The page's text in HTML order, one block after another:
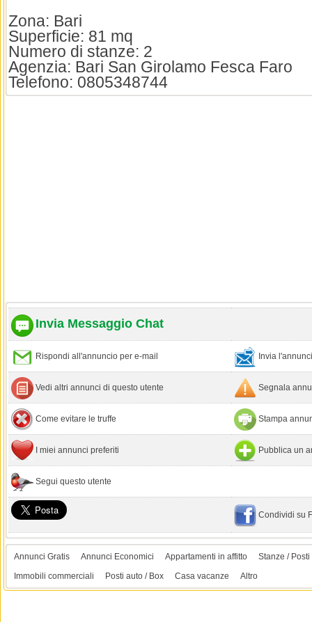
Zona: Bari
Superficie: 81 mq
Numero di stanze: 2
Agenzia: Bari San Girolamo Fesca Faro
Telefono: 0805348744
Invia Messaggio Chat
Rispondi all'annuncio per e-mail Invia
Vedi altri annunci di questo utente Segnala
Come evitare le truffe Stampa
I miei annunci preferiti Pubblica un
Segui questo utente
Condividi su
Annunci Gratis Annunci Economici Appartamenti in affitto
Stanze / Posti
Immobili commerciali
Posti auto / Box Casa vacanze Altro